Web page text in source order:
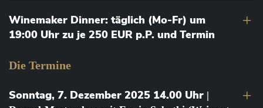
Winemaker Dinner: täglich (Mo-Fr) um
19:00 Uhr zu je 250 EUR p.P. und Termin
Die Termine
Sonntag, 7. Dezember 2025 14.00 Uhr |